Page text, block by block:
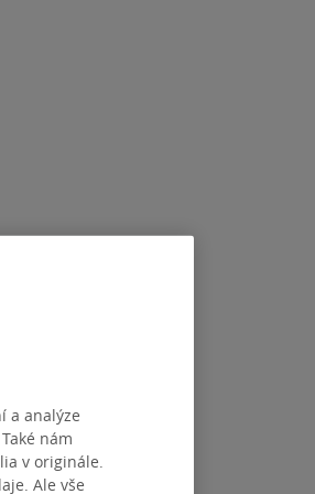
a analýze
nám
v originále.
Ale vše